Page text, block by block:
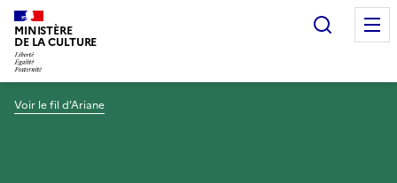
MINISTÈRE
DE LA CULTURE
Voir le fil d’Ariane